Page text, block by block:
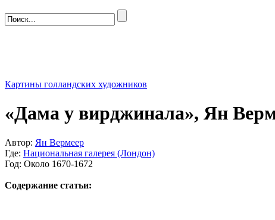
Картины голландских художников
«Дама у вирджинала», Ян
Автор: Ян Вермеер
Где: Национальная галерея (Лондон)
Год: Около 1670-1672
Содержание статьи: